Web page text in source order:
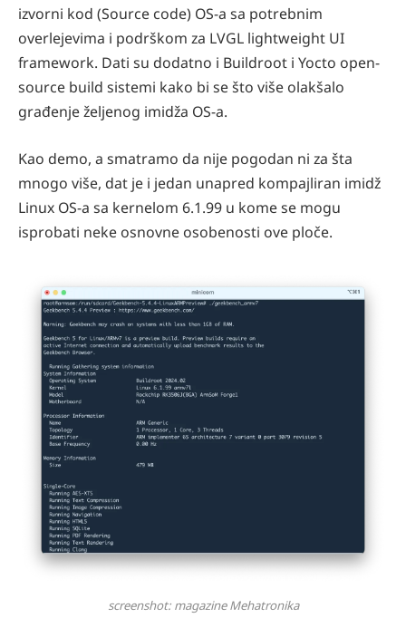
izvorni kod (Source code) OS-a sa potrebnim
overlejevima i podrškom za LVGL lightweight UI
framework. Dati su dodatno i Buildroot i Yocto open-
source build sistemi kako bi se što više olakšalo
građenje željenog imidža OS-a.
Kao demo, a smatramo da nije pogodan ni za šta
mnogo više, dat je i jedan unapred kompajliran imidž
Linux OS-a sa kernelom 6.1.99 u kome se mogu
isprobati neke osnovne osobenosti ove ploče.
screenshot: magazine Mehatronika